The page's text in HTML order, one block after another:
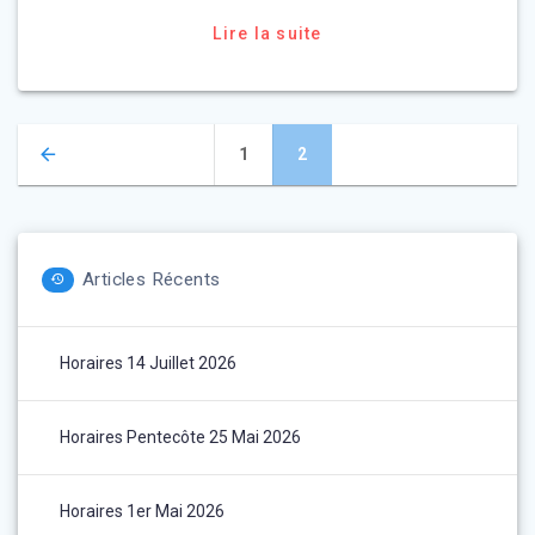
Lire la suite
Navigation
des
articles
Page
1 Page
2
Articles Récents
Horaires 14 Juillet 2026
Horaires Pentecôte 25 Mai 2026
Horaires 1er Mai 2026